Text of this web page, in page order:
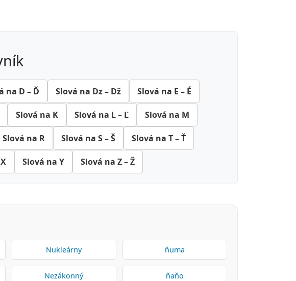
na D – Ď Slová na Dz – Dž Slová na E – É
Slová na K Slová na L – Ľ Slová na M
Slová na R Slová na S – Š Slová na T – Ť
Slová na Y Slová na Z – Ž
Nukleárny ňuma
Nezákonný ňaňo